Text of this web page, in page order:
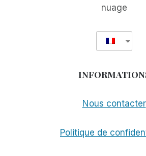
nuage
Nous contacter
Politique de